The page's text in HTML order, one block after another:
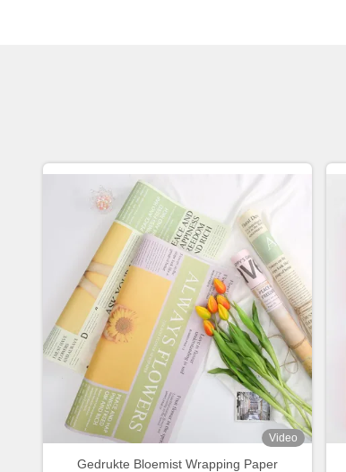
Video
Gedrukte Bloemist Wrapping Paper